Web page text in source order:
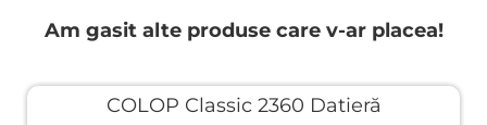
Am gasit alte produse care v-ar placea!
COLOP Classic 2360 Datieră